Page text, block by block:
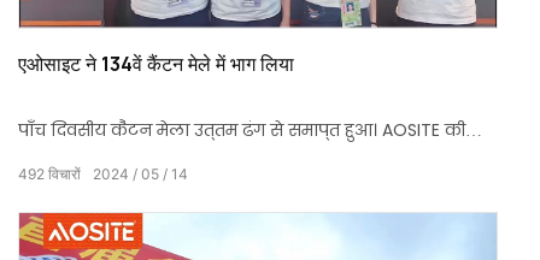
एओसाइट ने 134वें कैंटन मेले में भाग लिया
पाँच दिवसीय कैंटन मेला उत्तम ढंग से समाप्त हुआ। AOSITE की
मान्यता और समर्थन के लिए हमारे ग्राहकों को धन्यवाद! AOSITE
हल करने में बहुत खुश है
2024 05 14
492 विचारों